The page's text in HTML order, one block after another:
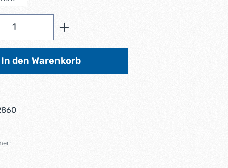
Anzahl: Gib den gewünschten Wert
In den Warenkorb